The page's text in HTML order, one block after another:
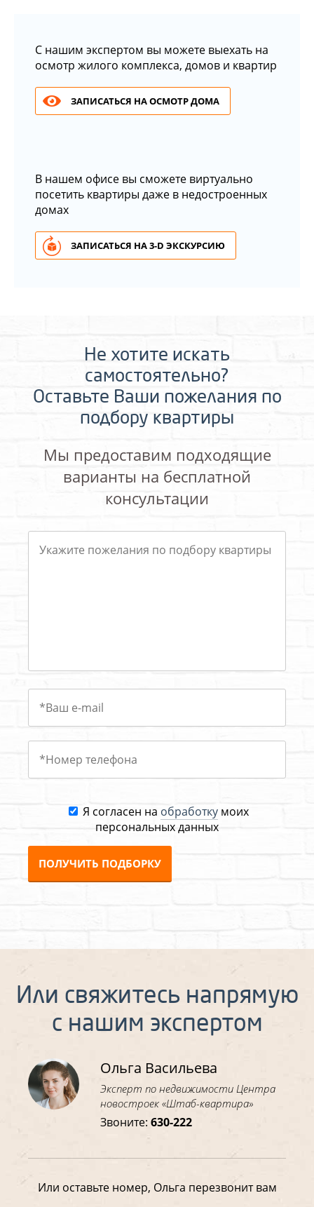
С нашим экспертом вы можете выехать на
осмотр жилого комплекса, домов и квартир
ЗАПИСАТЬСЯ НА ОСМОТР ДОМА
В нашем офисе вы сможете виртуально
посетить квартиры даже в недостроенных
домах
ЗАПИСАТЬСЯ НА 3-D ЭКСКУРСИЮ
Не хотите искать
самостоятельно?
Оставьте Ваши пожелания по
подбору квартиры
Мы предоставим подходящие
варианты на бесплатной
консультации
Я согласен на обработкумоих
персональных данных
ПОЛУЧИТЬ ПОДБОРКУ
Или свяжитесь напрямую
с нашим экспертом
Ольга Васильева
Эксперт по недвижимости Центра
новостроек «Штаб-квартира»
Звоните:630-222
Или оставьте номер, Ольга перезвонит вам